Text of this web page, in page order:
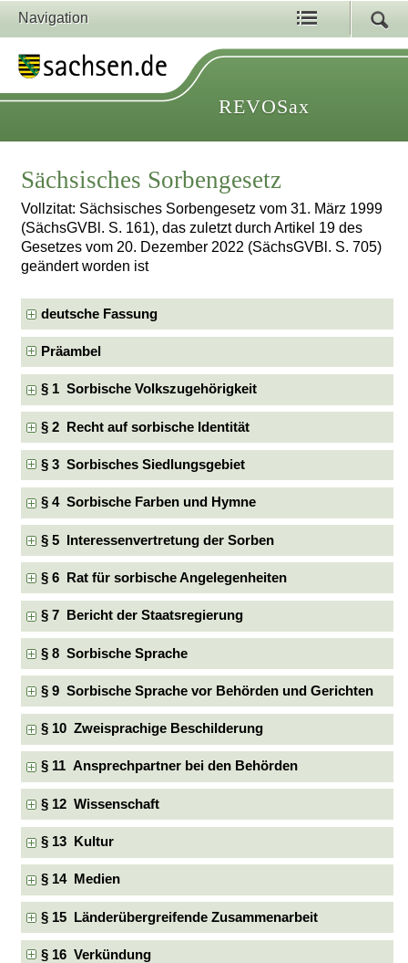
Navigation
REVOSax
Sächsisches Sorbengesetz
Vollzitat: Sächsisches Sorbengesetz vom 31. März 1999
(SächsGVBl. S. 161), das zuletzt durch Artikel 19 des
Gesetzes vom 20. Dezember 2022 (SächsGVBl. S. 705)
geändert worden ist
deutsche Fassung
Präambel
§ 1 Sorbische Volkszugehörigkeit
§ 2 Recht auf sorbische Identität
§ 3 Sorbisches Siedlungsgebiet
§ 4 Sorbische Farben und Hymne
§ 5 Interessenvertretung der Sorben
§ 6 Rat für sorbische Angelegenheiten
§ 7 Bericht der Staatsregierung
§ 8 Sorbische Sprache
§ 9 Sorbische Sprache vor Behörden und Gerichten
§ 10 Zweisprachige Beschilderung
§ 11 Ansprechpartner bei den Behörden
§ 12 Wissenschaft
§ 13 Kultur
§ 14 Medien
§ 15 Länderübergreifende Zusammenarbeit
§ 16 Verkündung